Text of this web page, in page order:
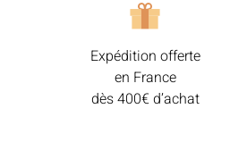
Expédition offerte
en France
dès 400€ d’achat